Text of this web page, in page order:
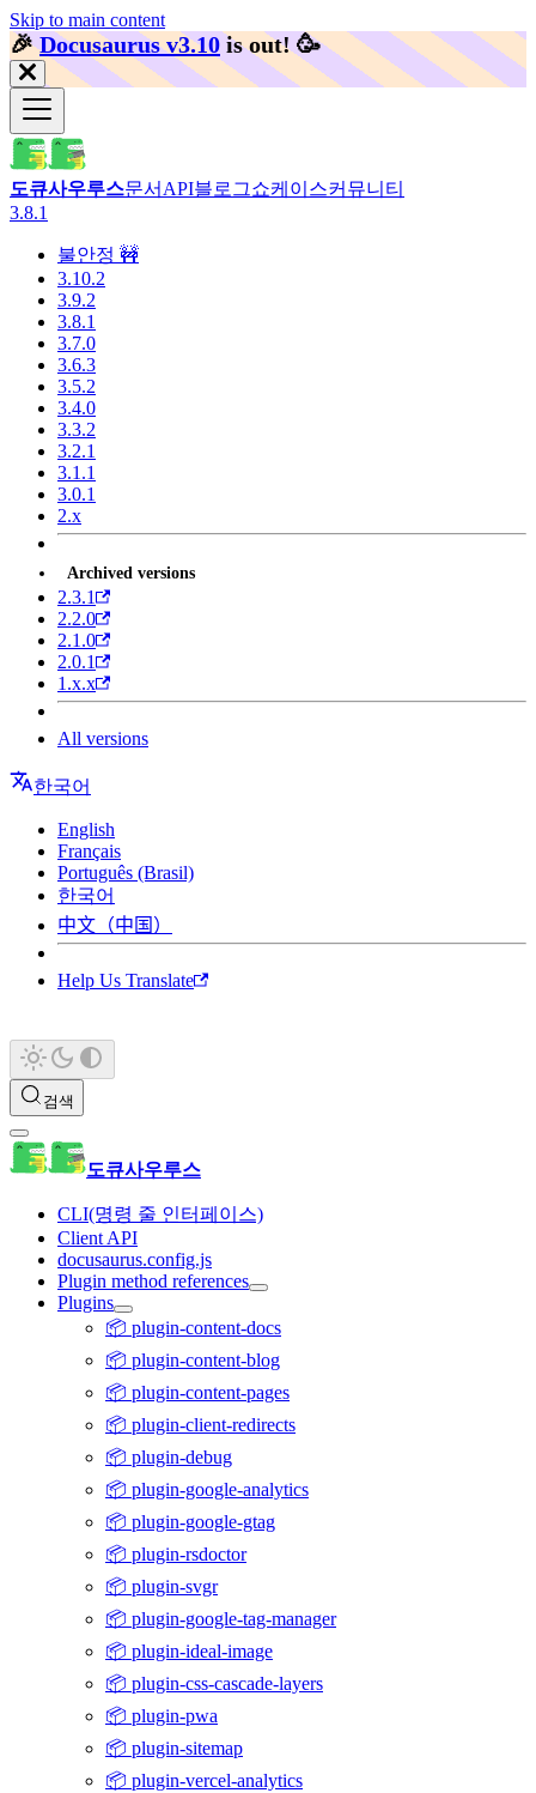
Skip to main content
🎉️Docusaurus v3.10 is out! 🥳️
도큐사우루스문서 API블로그쇼케이스커뮤니티
3.8.1
불안정 🚧
3.10.2
3.9.2
3.8.1
3.7.0
3.6.3
3.5.2
3.4.0
3.3.2
3.2.1
3.1.1
3.0.1
2.x
Archived versions
2.3.1
2.2.0
2.1.0
2.0.1
1.x.x
All versions
한국어
English
Français
Português (Brasil)
한국어
中文（中国）
Help Us Translate
검색
도큐사우루스
CLI(명령 줄 인터페이스)
Client API
docusaurus.config.js
Plugin method references
Plugins
📦 plugin-content-docs
📦 plugin-content-blog
📦 plugin-content-pages
📦 plugin-client-redirects
📦 plugin-debug
📦 plugin-google-analytics
📦 plugin-google-gtag
📦 plugin-rsdoctor
📦 plugin-svgr
📦 plugin-google-tag-manager
📦 plugin-ideal-image
📦 plugin-css-cascade-layers
📦 plugin-pwa
📦 plugin-sitemap
📦 plugin-vercel-analytics